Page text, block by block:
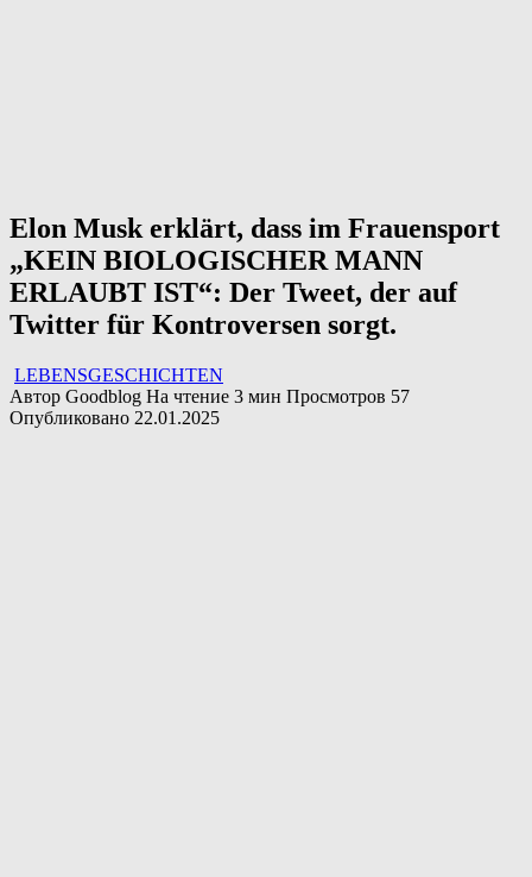
Elon Musk erklärt, dass im Frauensport
„KEIN BIOLOGISCHER MANN
ERLAUBT IST“: Der Tweet, der auf
Twitter für Kontroversen sorgt.
LEBENSGESCHICHTEN
Автор Goodblog На чтение 3 мин Просмотров 57
Опубликовано 22.01.2025